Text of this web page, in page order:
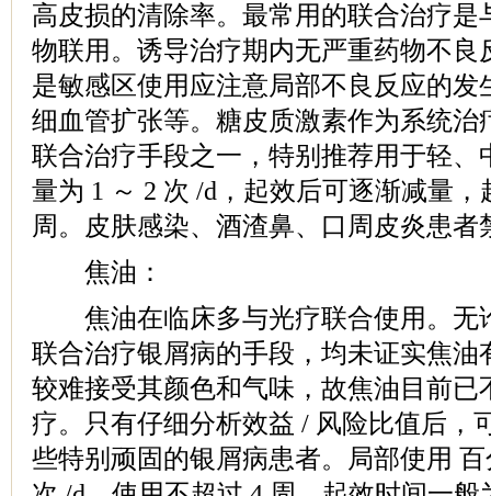
高皮损的清除率。最常用的联合治疗是
物联用。诱导治疗期内无严重药物不良
是敏感区使用应注意局部不良反应的发
细血管扩张等。糖皮质激素作为系统治
联合治疗手段之一，特别推荐用于轻、
量为 1 ～ 2 次 /d，起效后可逐渐减量，
周。皮肤感染、酒渣鼻、口周皮炎患者
焦油：
焦油在临床多与光疗联合使用。无
联合治疗银屑病的手段，均未证实焦油
较难接受其颜色和气味，故焦油目前已
疗。只有仔细分析效益 / 风险比值后，
些特别顽固的银屑病患者。局部使用